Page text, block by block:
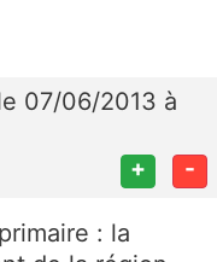
07/06/2013 à
+ -
: la